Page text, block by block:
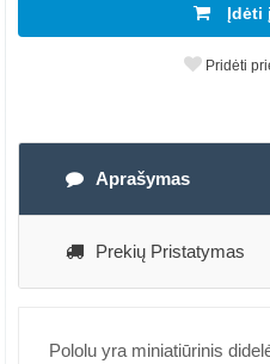
Įdėti
Pridėti
Aprašymas
Prekių Pristatymas
Pololu yra miniatiūrinis